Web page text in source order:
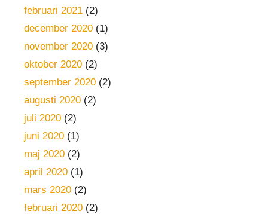
februari 2021 (2)
december 2020 (1)
november 2020 (3)
oktober 2020 (2)
september 2020 (2)
augusti 2020 (2)
juli 2020 (2)
juni 2020 (1)
maj 2020 (2)
april 2020 (1)
mars 2020 (2)
februari 2020 (2)